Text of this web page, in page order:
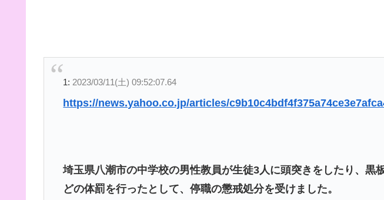
1: 2023/03/11(土) 09:52:07.64
https://news.yahoo.co.jp/articles/
埼玉県八潮市の中学校の男性教員が生徒3人に頭突きをしたり、黒
どの体罰を行ったとして、停職の懲戒処分を受けました。